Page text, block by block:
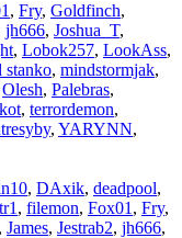
, Fry, Goldfinch,
jh666, Joshua_T,
, Lobok257, LookAss,
stanko, mindstormjak,
Olesh, Palebras,
, terrordemon,
, YARYNN,
, DAxik, deadpool,
, filemon, Fox01 , Fry,
, James, Jestrab2, jh666,